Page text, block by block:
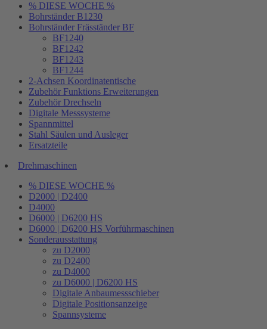
% DIESE WOCHE %
Bohrständer B1230
Bohrständer Fräsständer BF
BF1240
BF1242
BF1243
BF1244
2-Achsen Koordinatentische
Zubehör Funktions Erweiterungen
Zubehör Drechseln
Digitale Messsysteme
Spannmittel
Stahl Säulen und Ausleger
Ersatzteile
Drehmaschinen
% DIESE WOCHE %
D2000 | D2400
D4000
D6000 | D6200 HS
D6000 | D6200 HS Vorführmaschinen
Sonderausstattung
zu D2000
zu D2400
zu D4000
zu D6000 | D6200 HS
Digitale Anbaumessschieber
Digitale Positionsanzeige
Spannsysteme